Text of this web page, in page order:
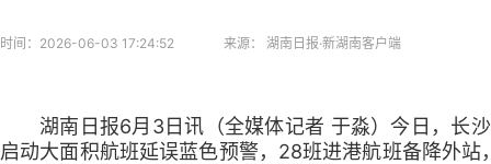
时间： 2026-06-03 17:24:52 来源： 湖南日报·新湖南客户端
湖南日报6月3日讯（全媒体记者 于淼）今日，长
启动大面积航班延误蓝色预警，28班进港航班备降外